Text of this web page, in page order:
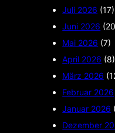
Juli 2026 (17)
Juni 2026
Mai 2026 (7)
April 2026 (8)
März 2026
Februar 2026
Januar 2026
Dezember